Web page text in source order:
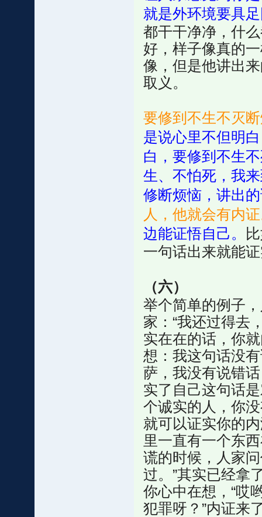
就是外环境要具
都干干净净，什
好，样子像真的
像，但是他讲出
取义。
要修到不生不灭
是说心里不但明
白，要修到不生
生、不怕死，我
修断烦恼，讲出
人，他就会有内
边能证悟自己。
一句话出来就能
（六）
举个简单的例子
家：“我还过得去
实在在的话，你
想：我这句话没
萨，我没有说错
实了自己这句话
个诚实的人，你
就可以证实你的
里一直有一个东
谎的时候，人家
过。”其实已经拿
你心中在想，“哎
犯罪呀？”内证来